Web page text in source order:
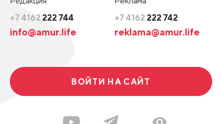
+7 4162 222 744
info@amur.life
+7 4162 222 742
reklama@amur.life
ВОЙТИ НА САЙТ